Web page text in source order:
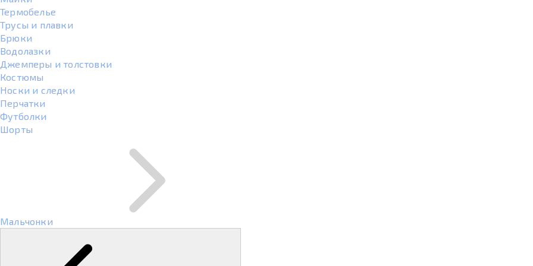
Термобелье
Трусы и плавки
Брюки
Водолазки
Джемперы и толстовки
Костюмы
Носки и следки
Перчатки
Футболки
Шорты
Мальчонки